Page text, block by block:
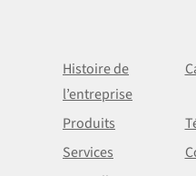
Histoire de
l’entreprise
Produits
Services